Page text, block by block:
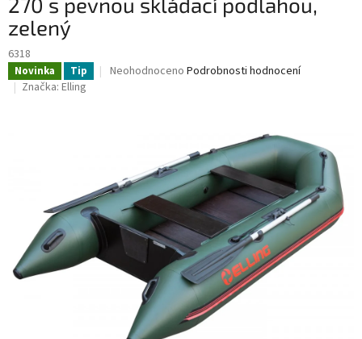
zelený
6318
Novinka Tip
Průměrné
hvězdiček.
Neohodnoceno Podrobnosti hodnocení
Značka: Elling